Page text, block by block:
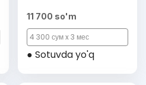
11 700 so'm
4 300 сум x 3 мес
● Sotuvda yo'q